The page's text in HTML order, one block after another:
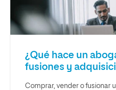
¿Qué hace un
fusiones y
Comprar, vender o fusionar